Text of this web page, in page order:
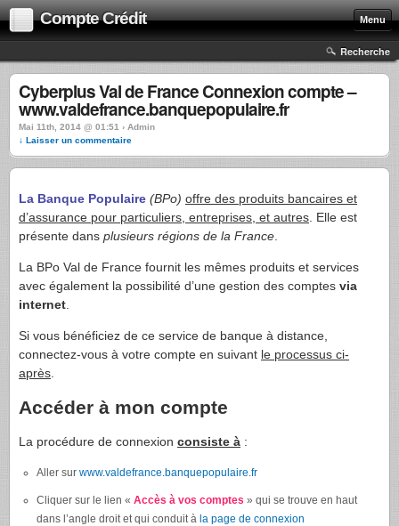
Compte Crédit Menu
Recherche
Cyberplus Val de France Connexion compte –
www.valdefrance.banquepopulaire.fr
Mai 11th, 2014 @ 01:51 › Admin
↓ Laisser un commentaire
La Banque Populaire (BPo) offre des produits bancaires et
d’assurance pour particuliers, entreprises, et autres . Elle est
présente dans plusieurs régions de la France
La BPo Val de France fournit les mêmes produits et services
avec également la possibilité d’une gestion des comptes via
internet
Si vous bénéficiez de ce service de banque à distance,
connectez-vous à votre compte en suivant le processus ci-
après
Accéder à mon compte
La procédure de connexion consiste à :
Aller sur www.valdefrance.banquepopulaire.fr
Cliquer sur le lien « Accès à vos comptes » qui se trouve en haut
dans l’angle droit et qui conduit à la page de connexion